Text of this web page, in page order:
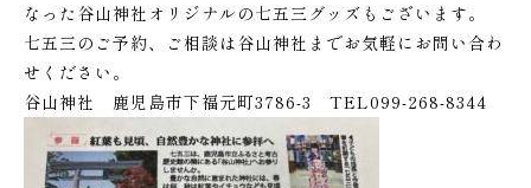
なった谷山神社オリジナルの七五三グッズもございます。
七五三のご予約、ご相談は谷山神社までお気軽にお問い合わ
せください。
谷山神社 鹿児島市下福元町3786-3 TEL099-268-8344